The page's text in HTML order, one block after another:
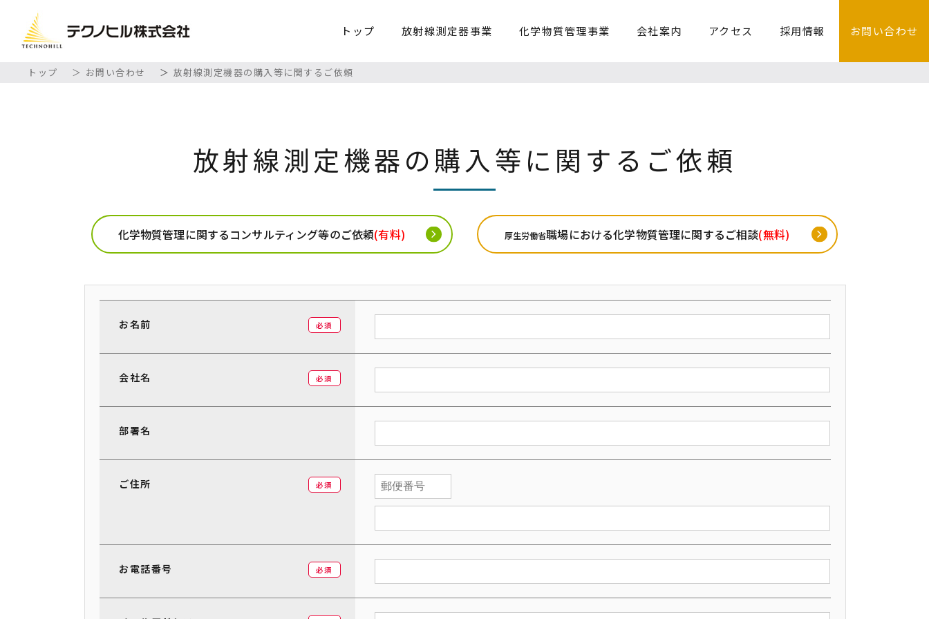
トップ 放射線測定器事業 化学物質管理事業 会社案内 アクセス 採用情報 お問い合わせ
トップ お問い合わせ 放射線測定機器の購入等に関するご依頼
放射線測定機器の購入等に関するご依頼
化学物質管理に関するコンサルティング等のご依頼(有料) 厚生労働省職場における化学物質管理に関するご相談(無料)
お名前 必須
会社名 必須
部署名
ご住所 必須
お電話番号 必須